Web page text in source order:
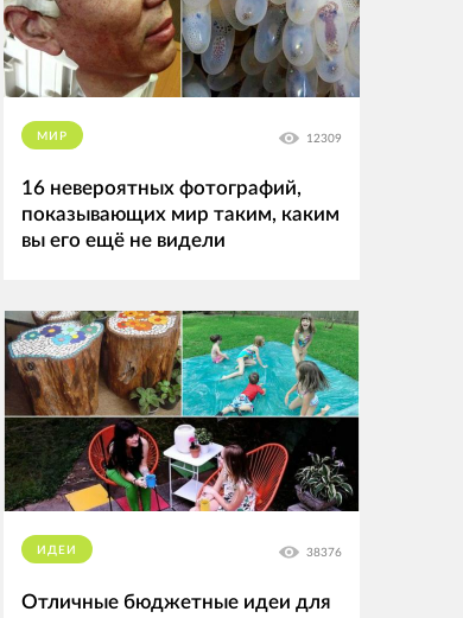
МИР 12309
16 невероятных фотографий,
показывающих мир таким, каким
вы его ещё не видели
ИДЕИ 38376
Отличные бюджетные идеи для